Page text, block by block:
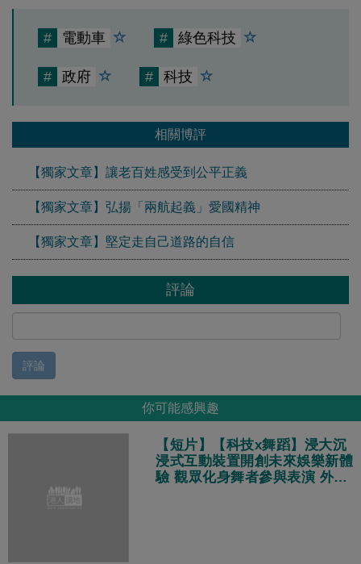
# 電動車 # 綠色科技
# 政府 # 科技
相關博評
【獨家文章】讓老百姓感受到公平正義
【獨家文章】弘揚「兩航起義」愛國精神
【獨家文章】堅定走自己道路的自信
評論
評論
你可能感興趣
【短片】【科技x舞蹈】浸大沉
浸式互動裝置開創未來娛樂新體
驗 觀眾化身舞者參與表演 外國